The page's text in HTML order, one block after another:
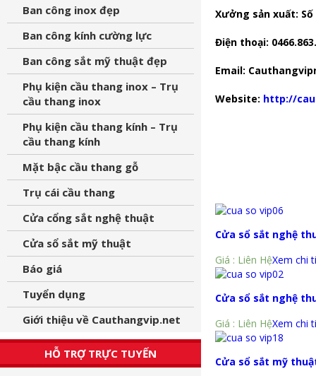
Xưởng sản xuất: Số
Điện thoại:
Email:
Website: http://
Cửa sổ sắt nghệ
Giá : Liên HệXem chi
Cửa sổ sắt nghệ
Giá : Liên HệXem chi
Cửa sổ sắt mỹ
Ban công inox đẹp
Ban công kính cường lực
Ban công sắt mỹ thuật đẹp
Phụ kiện cầu thang inox – Trụ
cầu thang inox
Phụ kiện cầu thang kính – Trụ
cầu thang kính
Mặt bậc cầu thang gỗ
Trụ cái cầu thang
Cửa cổng sắt nghệ thuật
Cửa sổ sắt mỹ thuật
Báo giá
Tuyển dụng
Giới thiệu về Cauthangvip.net
HỖ TRỢ TRỰC TUYẾN